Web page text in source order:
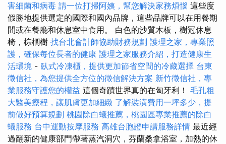
害細菌和病毒 請一位打掃阿姨，幫您解決家務煩惱 這些度
假勝地提供選定的國際和國內品牌，這些品牌可以在用餐期
間或在餐廳和休息室中食用。 白色的沙質木板，樹冠休息
椅，棕櫚樹 找台北會計師協助財務規劃 護理之家，專業照
護，確保每位長者的健康 護理之家服務介紹，打造健康生
活環境 - 臥式冷凍櫃，提供更加節省空間的冷藏選擇 台東
徵信社，為您提供全方位的徵信解決方案 新竹徵信社，專
業服務守護您的權益 這個奇蹟世界真的在匈牙利！ 毛孔粗
大醫美療程，讓肌膚更加細緻 了解裝潢費用一坪多少，提
前做好預算規劃 桃園除白蟻推薦，桃園區專業推薦的除白
蟻服務 台中運動按摩服務 高雄台胞證申請服務詳情 最近經
過翻新的健康部門帶著蒸汽洞穴，芬蘭桑拿浴室，加熱的休